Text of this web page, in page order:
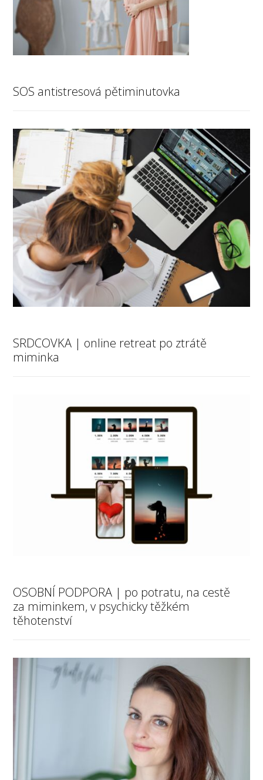
SOS antistresová pětiminutovka
SRDCOVKA | online retreat po ztrátě
miminka
OSOBNÍ PODPORA | po potratu, na cestě
za miminkem, v psychicky těžkém
těhotenství